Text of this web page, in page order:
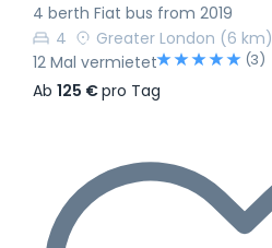
4 berth Fiat bus from 2019
4
Greater London (6 km)
12 Mal vermietet
(3)
Ab 125 €pro Tag